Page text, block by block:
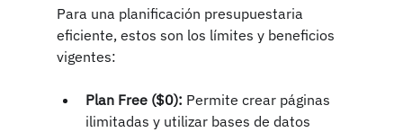
Para una planificación presupuestaria
eficiente, estos son los límites y beneficios
vigentes:
Plan Free ($0): Permite crear páginas
ilimitadas y utilizar bases de datos